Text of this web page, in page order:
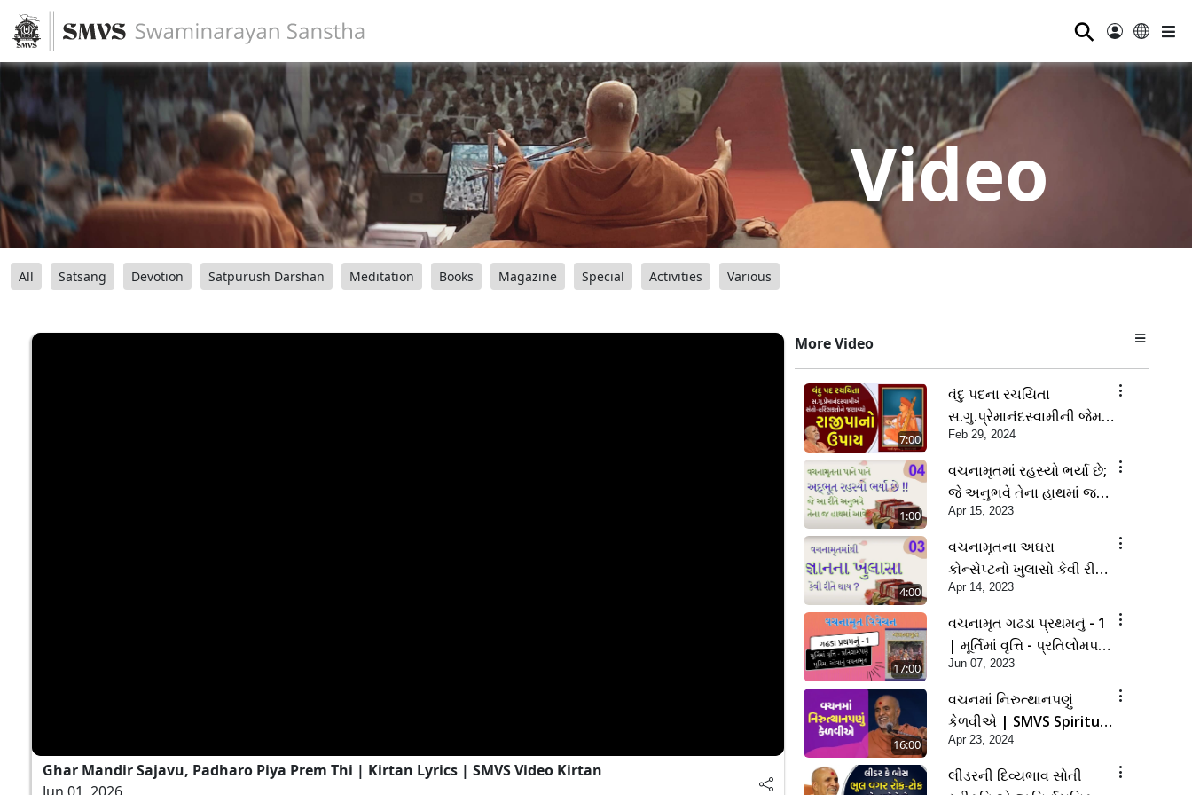
⚲
Video
All Satsang Devotion Satpurush Darshan Meditation Books Magazine Special Activities Various
Ghar Mandir Sajavu, Padharo Piya Prem Thi | Kirtan Lyrics | SMVS Video Kirtan
More Video
7:00
વંદુ પદના રચયિતા
સ.ગુ.પ્રેમાનંદસ્વામીની જેમ
રાજીપાનો આગ્રહ જગાવીએ
| SMVS Spiritual
Journey
Feb 29, 2024
1:00
વચનામૃતમાં રહસ્યો ભર્યા છે;
જે અનુભવે તેના હાથમાં જ
આવે | SMVS Spiritual
Swaminarayan
Apr 15, 2023
4:00
વચનામૃતના અઘરા
કોન્સેપ્ટનો ખુલાસો કેવી રીતે
કરશો ? | SMVS Spiritual
Swaminarayan | 2023
Apr 14, 2023
17:00
વચનામૃત ગઢડા પ્રથમનું - 1
| મૂર્તિમાં વૃત્તિ - પ્રતિલોમપણે
મૂર્તિમાં રહેવાનું વચનામૃત
Jun 07, 2023
16:00
વચનમાં નિરુત્થાનપણું
કેળવીએ | SMVS Spiritual
Journey | Anadimukta
Gyan
Apr 23, 2024
લીડરની દિવ્યભાવ સોતી